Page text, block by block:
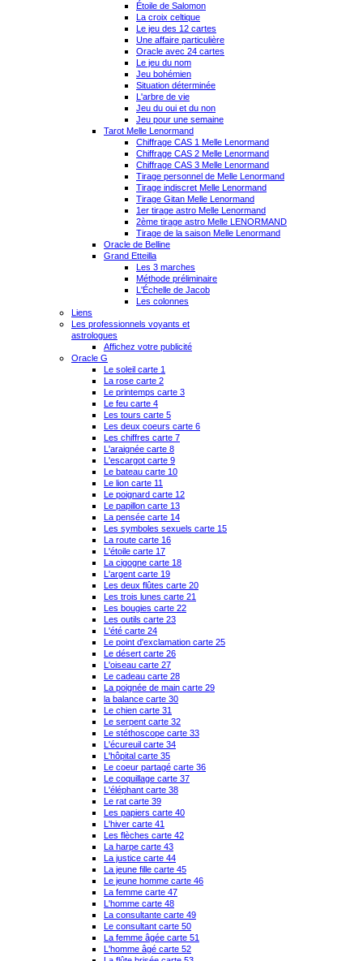
Étoile de Salomon
La croix celtique
Le jeu des 12 cartes
Une affaire particulière
Oracle avec 24 cartes
Le jeu du nom
Jeu bohémien
Situation déterminée
L'arbre de vie
Jeu du oui et du non
Jeu pour une semaine
Tarot Melle Lenormand
Chiffrage CAS 1 Melle Lenormand
Chiffrage CAS 2 Melle Lenormand
Chiffrage CAS 3 Melle Lenormand
Tirage personnel de Melle Lenormand
Tirage indiscret Melle Lenormand
Tirage Gitan Melle Lenormand
1er tirage astro Melle Lenormand
2ème tirage astro Melle LENORMAND
Tirage de la saison Melle Lenormand
Oracle de Belline
Grand Etteilla
Les 3 marches
Méthode préliminaire
L'Échelle de Jacob
Les colonnes
Liens
Les professionnels voyants et
astrologues
Affichez votre publicité
Oracle G
Le soleil carte 1
La rose carte 2
Le printemps carte 3
Le feu carte 4
Les tours carte 5
Les deux coeurs carte 6
Les chiffres carte 7
L'araignée carte 8
L'escargot carte 9
Le bateau carte 10
Le lion carte 11
Le poignard carte 12
Le papillon carte 13
La pensée carte 14
Les symboles sexuels carte 15
La route carte 16
L'étoile carte 17
La cigogne carte 18
L'argent carte 19
Les deux flûtes carte 20
Les trois lunes carte 21
Les bougies carte 22
Les outils carte 23
L'été carte 24
Le point d'exclamation carte 25
Le désert carte 26
L'oiseau carte 27
Le cadeau carte 28
La poignée de main carte 29
la balance carte 30
Le chien carte 31
Le serpent carte 32
Le stéthoscope carte 33
L'écureuil carte 34
L'hôpital carte 35
Le coeur partagé carte 36
Le coquillage carte 37
L'éléphant carte 38
Le rat carte 39
Les papiers carte 40
L'hiver carte 41
Les flèches carte 42
La harpe carte 43
La justice carte 44
La jeune fille carte 45
Le jeune homme carte 46
La femme carte 47
L'homme carte 48
La consultante carte 49
Le consultant carte 50
La femme âgée carte 51
L'homme âgé carte 52